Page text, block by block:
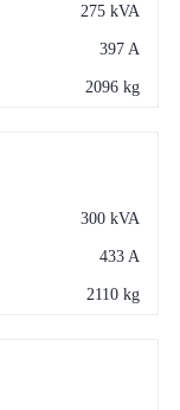
275 kVA
397 A
2096 kg
300 kVA
433 A
2110 kg